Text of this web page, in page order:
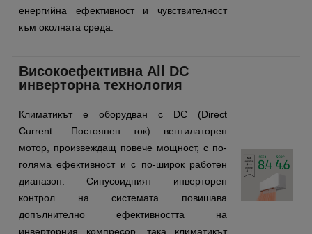
енергийна ефективност и чувствителност
към околната среда.
Високоефективна All DC
инверторна технология
Климатикът е оборудван с DC (Direct
Current– Постоянен ток) вентилаторен
мотор, произвеждащ повече мощност, с по-
голяма ефективност и с по-широк работен
диапазон. Синусоидният инверторен
контрол на системата повишава
допълнително ефективността на
инверторния компресор, така климатикът